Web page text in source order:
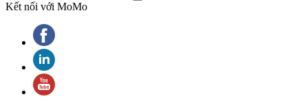
Kết nối với MoMo